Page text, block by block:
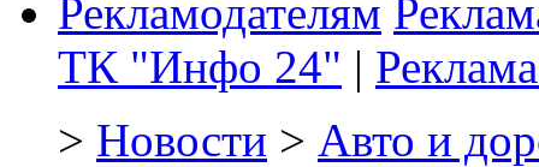
Рекламодателям
ТК "Инфо 24" |
> Новости > Авто и